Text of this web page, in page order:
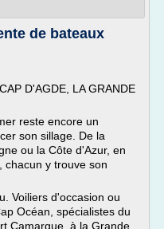
de bateaux
D'AGDE, LA GRANDE
reste encore un
son sillage. De la
ou la Côte d'Azur, en
chacun y trouve son
Voiliers d'occasion ou
Océan, spécialistes du
Camargue, à la Grande